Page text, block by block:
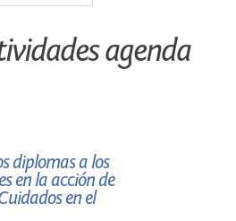
agenda
diplomas a los
en la acción de
en el